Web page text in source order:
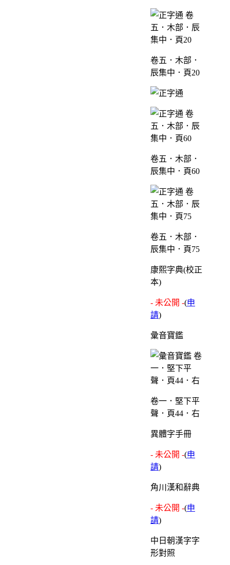
卷五．木部．
辰集中．頁20
卷五．木部．
辰集中．頁60
卷五．木部．
辰集中．頁75
康熙字典(校正
本)
- 未公開 -(申
請)
彙音寶鑑
卷一．堅下平
聲．頁44．右
異體字手冊
- 未公開 -(申
請)
角川漢和辭典
- 未公開 -(申
請)
中日朝漢字字
形對照